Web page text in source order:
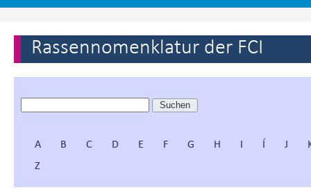
Rassennomenklatur der FCI
A B C D E F G H I Í J
Z